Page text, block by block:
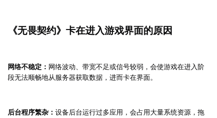
《无畏契约》卡在进入游戏界面的原因
网络不稳定： 网络波动、带宽不足或信号较弱，会使游戏在进入阶
段无法顺畅地从服务器获取数据，进而卡在界面。
后台程序繁杂： 设备后台运行过多应用，会占用大量系统资源，拖